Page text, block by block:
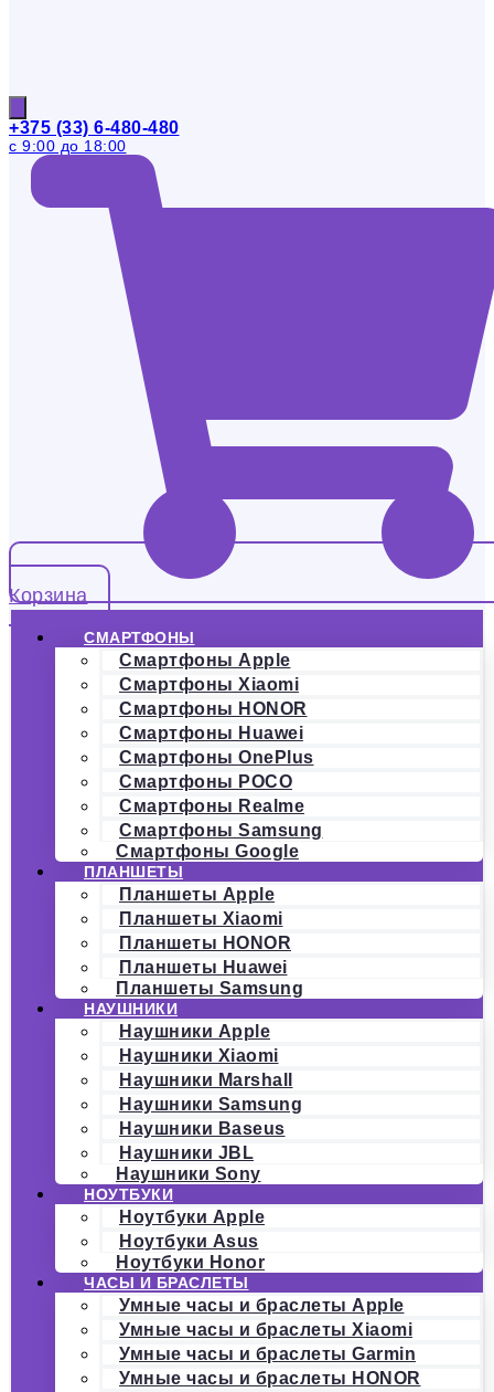
+375 (33) 6-480-480
с 9:00 до 18:00
Корзина
СМАРТФОНЫ
Смартфоны Apple
Смартфоны Xiaomi
Смартфоны HONOR
Смартфоны Huawei
Смартфоны OnePlus
Смартфоны POCO
Смартфоны Realme
Смартфоны Samsung
Смартфоны Google
ПЛАНШЕТЫ
Планшеты Apple
Планшеты Xiaomi
Планшеты HONOR
Планшеты Huawei
Планшеты Samsung
НАУШНИКИ
Наушники Apple
Наушники Xiaomi
Наушники Marshall
Наушники Samsung
Наушники Baseus
Наушники JBL
Наушники Sony
НОУТБУКИ
Ноутбуки Apple
Ноутбуки Asus
Ноутбуки Honor
ЧАСЫ И БРАСЛЕТЫ
Умные часы и браслеты Apple
Умные часы и браслеты Xiaomi
Умные часы и браслеты Garmin
Умные часы и браслеты HONOR